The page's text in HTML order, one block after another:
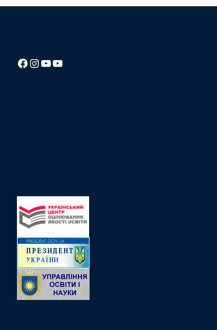
Посилання на Facebook сторінку ліцею
Instagram
Посилання на YouTube канал ліцеюПосилання на YouTube канал ліцею